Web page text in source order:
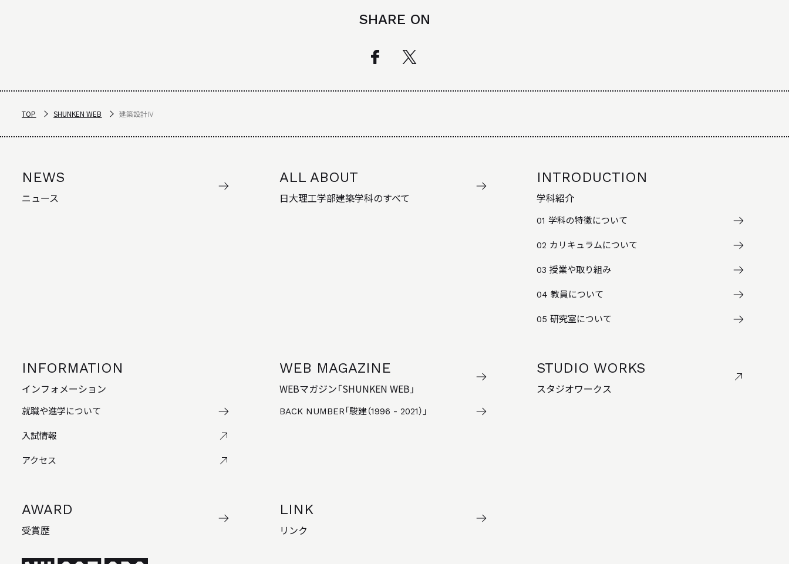
SHARE ON
TOP SHUNKEN WEB 建築設計Ⅳ
NEWS
ニュース
ALL ABOUT
日大理工学部建築学科のすべて
INTRODUCTION
学科紹介
01 学科の特徴について
02 カリキュラムについて
03 授業や取り組み
04 教員について
05 研究室について
INFORMATION
インフォメーション
就職や進学について
入試情報
アクセス
WEB MAGAZINE
WEBマガジン「SHUNKEN WEB」
BACK NUMBER 「駿建（1996 - 2021）」
STUDIO WORKS
スタジオワークス
AWARD
受賞歴
LINK
リンク